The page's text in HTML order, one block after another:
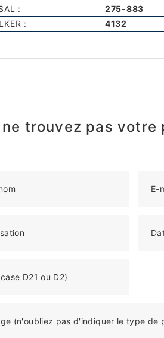
:
275-883
:
4132
ne trouvez pas
E-
D21 ou D2)
(n'oubliez pas d'indiquer le type de